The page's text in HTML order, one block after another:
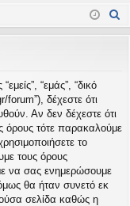
δε ρα
“εμάς”, “δικό
δέχεστε ότι
Αν δεν δέχεστε ότι
όρους τότε παρακαλούμε
το
τους όρους
να σας ενημερώσουμε
θα ήταν συνετό εκ
σελίδα καθώς η